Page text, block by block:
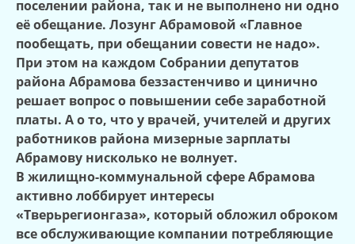
поселении района, так и не выполнено ни одно
её обещание. Лозунг Абрамовой «Главное
пообещать, при обещании совести не надо».
При этом на каждом Собрании депутатов
района Абрамова беззастенчиво и цинично
решает вопрос о повышении себе заработной
платы. А о то, что у врачей, учителей и других
работников района мизерные зарплаты
Абрамову нисколько не волнует.
В жилищно-коммунальной сфере Абрамова
активно лоббирует интересы
«Тверьрегионгаза», который обложил оброком
все обслуживающие компании потребляющие